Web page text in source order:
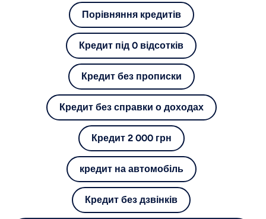
Порівняння кредитів
Кредит під 0 відсотків
Кредит без прописки
Кредит без справки о доходах
Кредит 2 000 грн
кредит на автомобіль
Кредит без дзвінків